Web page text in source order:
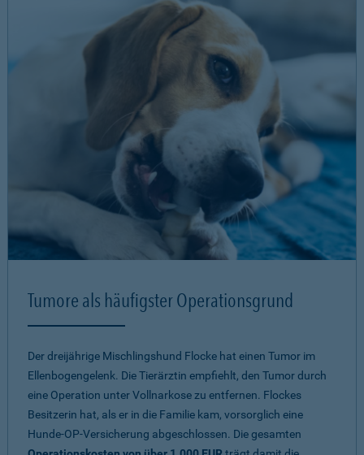
Tumore als häufigster Operationsgrund
Der dreijährige Mischlingshund Flocke hat einen Tumor im
Ellenbogengelenk. Die Tierärztin empfiehlt, den Tumor durch
eine Operation unter Vollnarkose zu entfernen. Flockes
Besitzerin hat, als er in die Familie kam, vorsorglich eine
Hunde-OP-Versicherung abgeschlossen. Die gesamten